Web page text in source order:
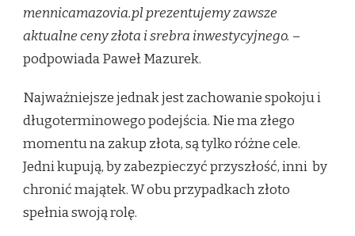
mennicamazovia.pl prezentujemy zawsze
aktualne ceny złota i srebra inwestycyjnego. –
podpowiada Paweł Mazurek.
Najważniejsze jednak jest zachowanie spokoju i
długoterminowego podejścia. Nie ma złego
momentu na zakup złota, są tylko różne cele.
Jedni kupują, by zabezpieczyć przyszłość, inni by
chronić majątek. W obu przypadkach złoto
spełnia swoją rolę.